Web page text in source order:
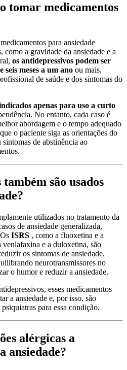
tomar medicamentos
para ansiedade
a gravidade da ansiedade e a
os antidepressivos podem ser
meses a um ano ou mais,
de saúde e dos sintomas do
apenas para uso a curto
No entanto, cada caso é
abordagem e o tempo adequado
o paciente siga as orientações do
de abstinência ao
são usados
utilizados no tratamento da
de ansiedade generalizada,
ISRS , como a fluoxetina e a
venlafaxina e a duloxetina, são
os sintomas de ansiedade.
neurotransmissores no
o humor e reduzir a ansiedade.
esses medicamentos
a ansiedade e, por isso, são
para essa condição.
alérgicas a
ansiedade?